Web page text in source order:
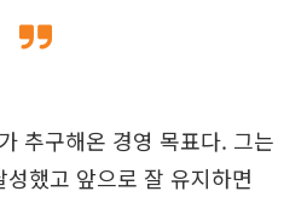
추구해온 경영 목표다. 그는
했고 앞으로 잘 유지하면